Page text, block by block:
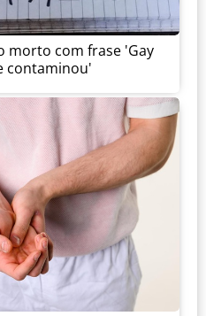
morto com frase 'Gay
contaminou'